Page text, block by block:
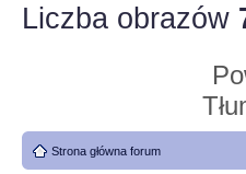
Liczba obrazów
Strona główna forum